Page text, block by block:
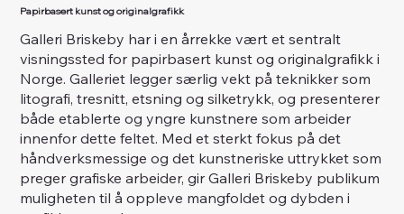
Papirbasert kunst og originalgrafikk
Galleri Briskeby har i en årrekke vært et sentralt
visningssted for papirbasert kunst og originalgrafikk i
Norge. Galleriet legger særlig vekt på teknikker som
litografi, tresnitt, etsning og silketrykk, og presenterer
både etablerte og yngre kunstnere som arbeider
innenfor dette feltet. Med et sterkt fokus på det
håndverksmessige og det kunstneriske uttrykket som
preger grafiske arbeider, gir Galleri Briskeby publikum
muligheten til å oppleve mangfoldet og dybden i